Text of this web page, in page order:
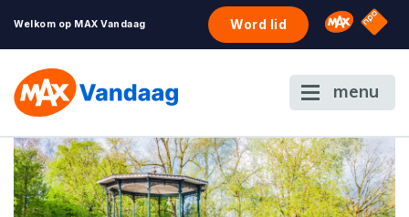
Welkom op MAX Vandaag Word lid Omroep
NPO
menu